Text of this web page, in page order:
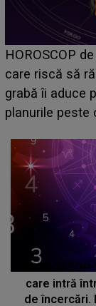
Emanuel a
acum! În fața
face o
sa: "I-am spus
care intră
de încercări.